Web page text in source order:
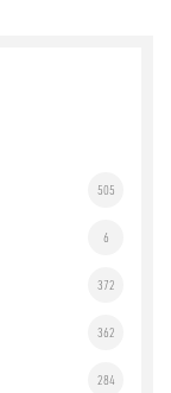
505
6
372
362
284